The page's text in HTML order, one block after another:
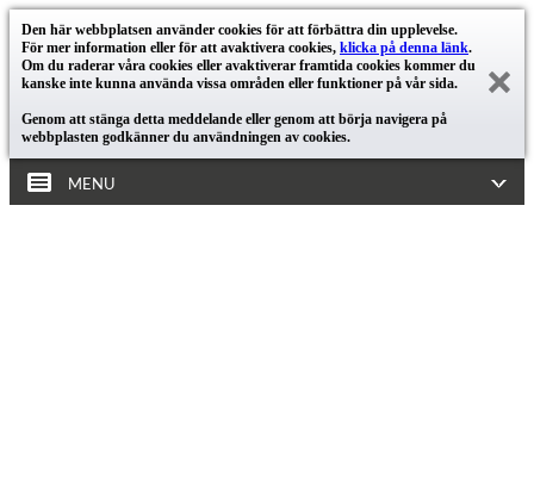
Den här webbplatsen använder cookies för att förbättra din upplevelse.
För mer information eller för att avaktivera cookies, klicka på denna länk.
Om du raderar våra cookies eller avaktiverar framtida cookies kommer du
kanske inte kunna använda vissa områden eller funktioner på vår sida.
Genom att stänga detta meddelande eller genom att börja navigera på
webbplasten godkänner du användningen av cookies.
MENU